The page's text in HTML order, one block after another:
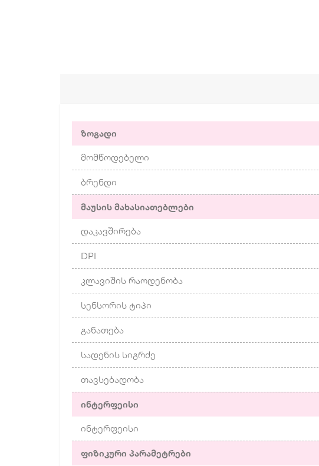
ზოგადი
მომწოდებელი
ბრენდი
მაუსის მახასიათებლები
დაკავშირება
DPI
კლავიშის რაოდენობა
სენსორის ტიპი
განათება
სადენის სიგრძე
თავსებადობა
ინტერფეისი
ინტერფეისი
ფიზიკური პარამეტრები